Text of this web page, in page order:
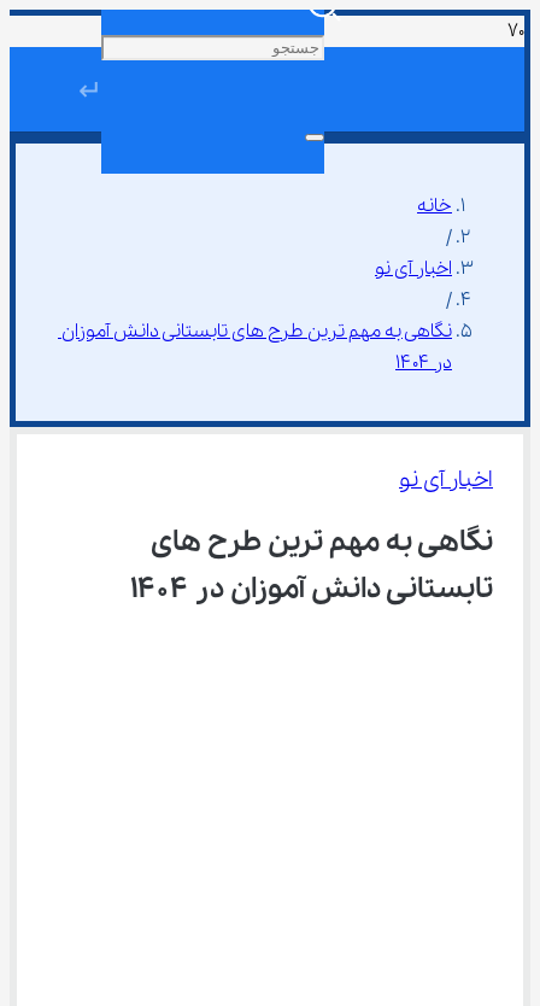
↵
خانه
/
اخبار آی نو
/
نگاهی به مهم ترین طرح های تابستانی دانش آموزان
در ۱۴۰۴
اخبار آی نو
نگاهی به مهم ترین طرح های
تابستانی دانش آموزان در ۱۴۰۴